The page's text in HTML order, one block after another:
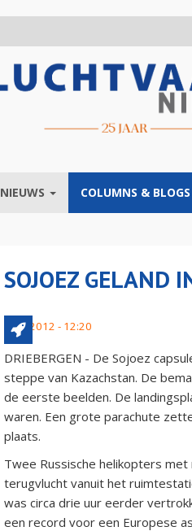
NIEUWS COLUMNS & BLOGS
SOJOEZ GELAND
1 juli 2012 - 12:20
DRIEBERGEN - De Sojoez
steppe van Kazachstan. De
de eerste beelden. De
waren. Een grote parachute
plaats.
Twee Russische helikopters
terugvlucht vanuit het
was circa drie uur eerder
een record voor een Europese